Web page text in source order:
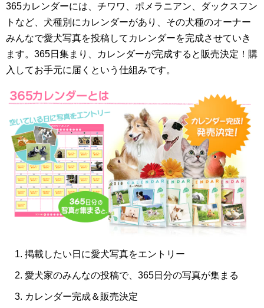
365カレンダーには、チワワ、ポメラニアン、ダックスフン
トなど、犬種別にカレンダーがあり、その犬種のオーナー
みんなで愛犬写真を投稿してカレンダーを完成させていき
ます。365日集まり、カレンダーが完成すると販売決定！購
入してお手元に届くという仕組みです。
掲載したい日に愛犬写真をエントリー
愛犬家のみんなの投稿で、365日分の写真が集まる
カレンダー完成＆販売決定